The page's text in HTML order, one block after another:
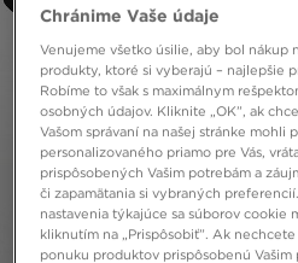
Chránime Vaše údaje
Venujeme všetko úsilie, aby bol nákup
produkty, ktoré si vyberajú – najlepšie
Robíme to však s maximálnym
osobných údajov. Kliknite „OK”, ak
Vašom správaní na našej stránke mohli
personalizovaného priamo pre Vás,
prispôsobených Vašim potrebám a
či zapamätania si vybraných
nastavenia týkajúce sa súborov
kliknutím na „Prispôsobiť”. Ak
ponuku produktov prispôsobenú